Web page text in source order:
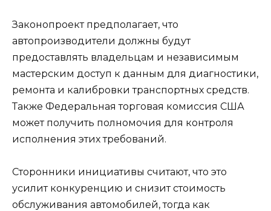
Законопроект предполагает, что
автопроизводители должны будут
предоставлять владельцам и независимым
мастерским доступ к данным для диагностики,
ремонта и калибровки транспортных средств.
Также Федеральная торговая комиссия США
может получить полномочия для контроля
исполнения этих требований.
Сторонники инициативы считают, что это
усилит конкуренцию и снизит стоимость
обслуживания автомобилей, тогда как